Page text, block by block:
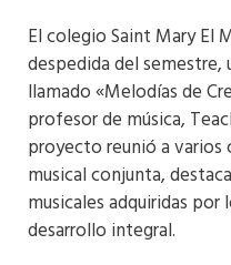
El colegio Saint Mary El
despedida del
llamado «Melodías de
profesor de música,
proyecto reunió a varios
musical conjunta,
musicales adquiridas
desarrollo integral.